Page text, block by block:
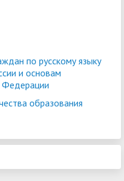
по русскому языку
и основам
Федерации
образования